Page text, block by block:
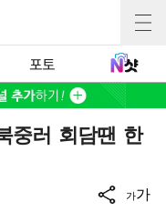
포토
중러 회담땐 한
가가